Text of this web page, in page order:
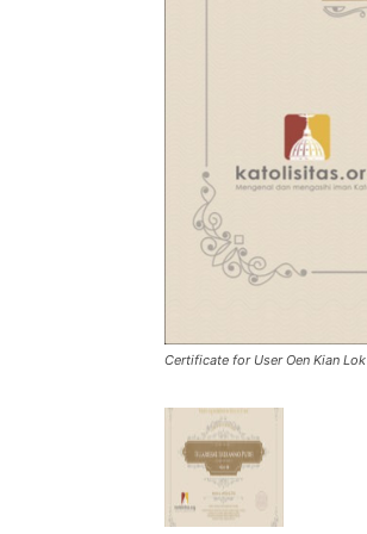
Certificate for User Oen Kian Lok